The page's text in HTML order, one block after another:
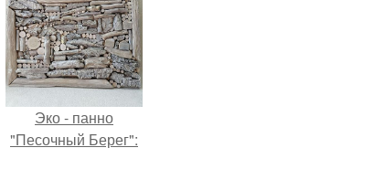
Эко - панно
"Песочный Берег":